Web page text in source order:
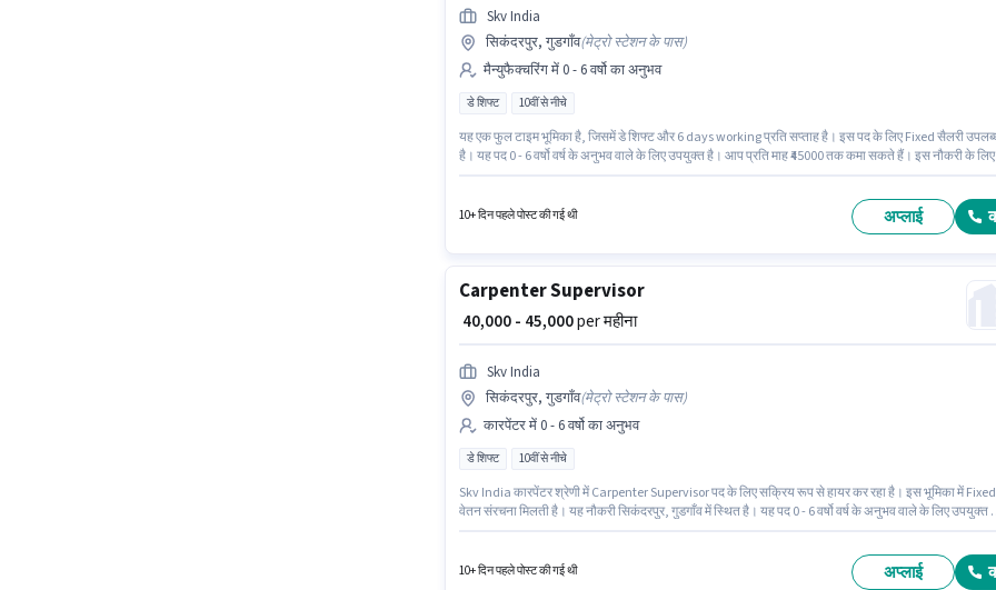
Skv India
सिकंदरपुर, गुडगाँव(मेट्रो स्टेशन के पास)
मैन्युफैक्चरिंग में 0 - 6 वर्षो का अनुभव
डे शिफ्ट 10वीं से नीचे
यह एक फुल टाइम भूमिका है, जिसमें डे शिफ्ट और 6 days working प्रति सप्ताह है। इस पद के लिए Fixed सैलरी
है। यह पद 0 - 6 वर्षो वर्ष के अनुभव वाले के लिए उपयुक्त है। आप प्रति माह ₹45000 तक कमा सकते हैं। इस नौकरी के लिए
10+ दिन पहले पोस्ट की गई थी अप्लाई
Carpenter Supervisor
₹ 40,000 - 45,000per महीना
Skv India
सिकंदरपुर, गुडगाँव(मेट्रो स्टेशन के पास)
कारपेंटर में 0 - 6 वर्षो का अनुभव
डे शिफ्ट 10वीं से नीचे
Skv India कारपेंटर श्रेणी में Carpenter Supervisor पद के लिए सक्रिय रूप से हायर कर रहा है। इस भूमिका में Fixed
वेतन संरचना मिलती है। यह नौकरी सिकंदरपुर, गुडगाँव में स्थित है। यह पद 0 - 6 वर्षो वर्ष के अनुभव वाले के लिए उपयुक्त
10+ दिन पहले पोस्ट की गई थी अप्लाई